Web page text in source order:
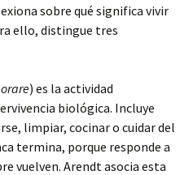
sobre qué significa vivir
ello, distingue tres
) es la actividad
biológica. Incluye
limpiar, cocinar o cuidar del
termina, porque responde a
vuelven. Arendt asocia esta